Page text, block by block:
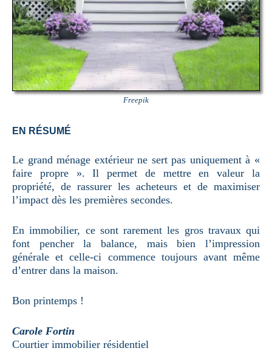
Freepik
EN RÉSUMÉ
Le grand ménage extérieur ne sert pas uniquement à «
faire propre ». Il permet de mettre en valeur la
propriété, de rassurer les acheteurs et de maximiser
l’impact dès les premières secondes.
En immobilier, ce sont rarement les gros travaux qui
font pencher la balance, mais bien l’impression
générale et celle-ci commence toujours avant même
d’entrer dans la maison.
Bon printemps !
Carole Fortin
Courtier immobilier résidentiel